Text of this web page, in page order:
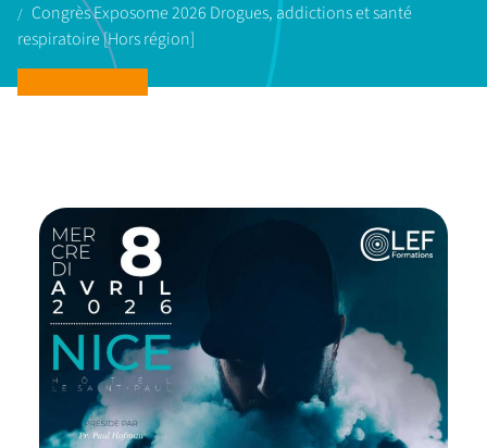
Congrès Exposome 2026 Drogues, addictions et santé
respiratoire [Hors région]